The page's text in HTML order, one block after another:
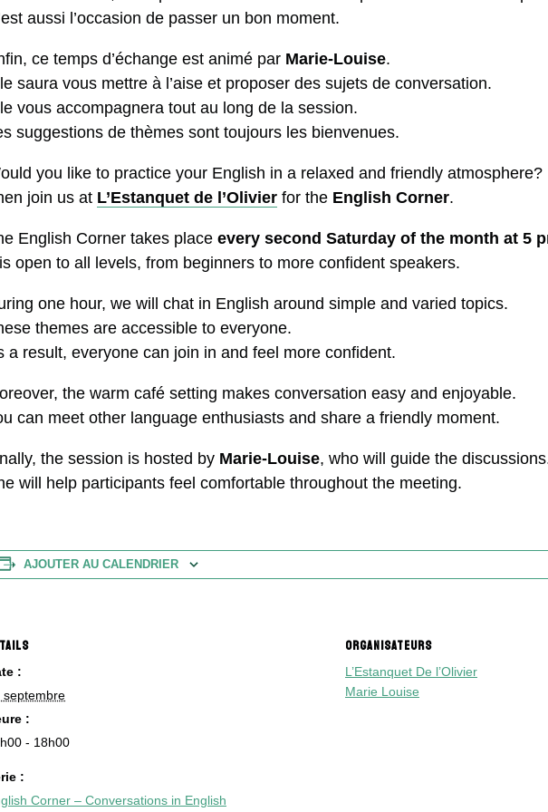
aussi l’occasion de passer un bon moment.
ce temps d’échange est animé par Marie-Louise.
saura vous mettre à l’aise et proposer des sujets de conversation.
vous accompagnera tout au long de la session.
suggestions de thèmes sont toujours les bienvenues.
you like to practice your English in a relaxed and friendly atmosphere?
join us at L’Estanquet de l’Olivier for the English Corner.
English Corner takes place every second Saturday of the month at 5
open to all levels, from beginners to more confident speakers.
one hour, we will chat in English around simple and varied topics.
themes are accessible to everyone.
a result, everyone can join in and feel more confident.
the warm café setting makes conversation easy and enjoyable.
can meet other language enthusiasts and share a friendly moment.
the session is hosted by Marie-Louise, who will guide the
will help participants feel comfortable throughout the meeting.
AJOUTER AU CALENDRIER
:
septembre
:
- 18h00
:
Corner – Conversations in English
ORGANISATEURS
L’Estanquet De l’Olivier
Marie Louise